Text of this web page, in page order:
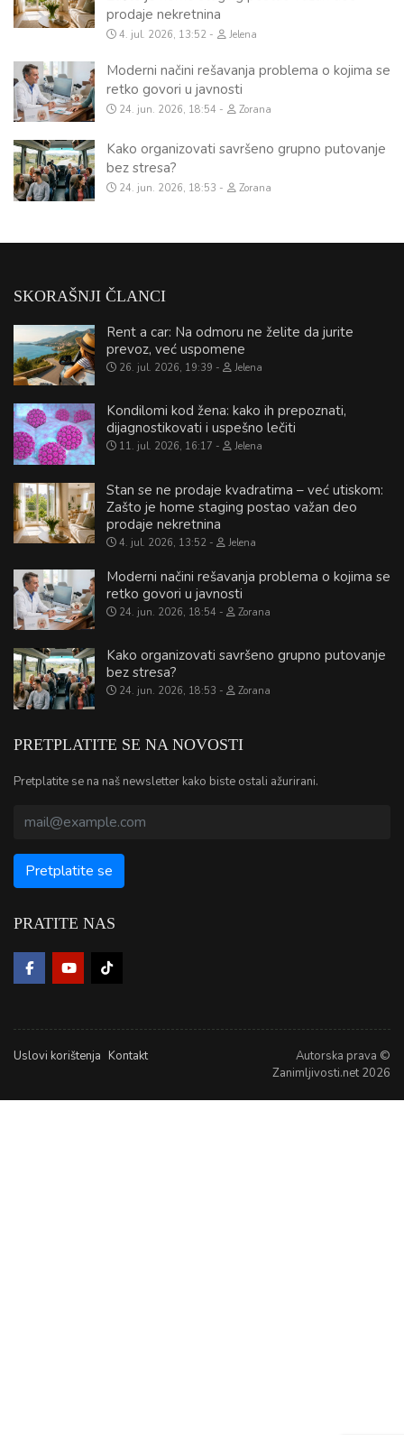
prodaje nekretnina
4. jul. 2026, 13:52 Jelena
Moderni načini rešavanja problema o kojima se
retko govori u javnosti
24. jun. 2026, 18:54 Zorana
Kako organizovati savršeno grupno putovanje
bez stresa?
24. jun. 2026, 18:53 Zorana
SKORAŠNJI ČLANCI
Rent a car: Na odmoru ne želite da jurite
prevoz, već uspomene
26. jul. 2026, 19:39 Jelena
Kondilomi kod žena: kako ih prepoznati,
dijagnostikovati i uspešno lečiti
11. jul. 2026, 16:17 Jelena
Stan se ne prodaje kvadratima – već utiskom:
Zašto je home staging postao važan deo
prodaje nekretnina
4. jul. 2026, 13:52 Jelena
Moderni načini rešavanja problema o kojima se
retko govori u javnosti
24. jun. 2026, 18:54 Zorana
Kako organizovati savršeno grupno putovanje
bez stresa?
24. jun. 2026, 18:53 Zorana
PRETPLATITE SE NA NOVOSTI
Pretplatite se na naš newsletter kako biste ostali ažurirani.
PRATITE NAS
Uslovi korištenja Kontakt
Autorska prava ©
Zanimljivosti.net 2026